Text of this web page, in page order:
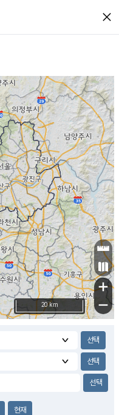
close
+
−
20 km
현재